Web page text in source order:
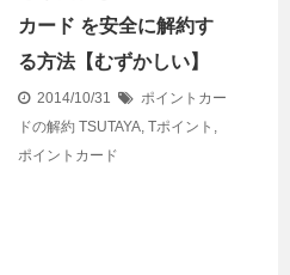
カード を安全に解約す
る方法【むずかしい】
2014/10/31
ポイントカー
ドの解約 TSUTAYA, Tポイント ,
ポイントカード